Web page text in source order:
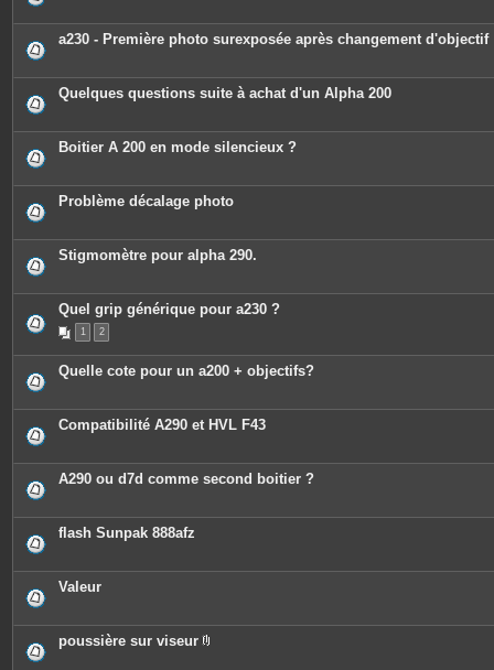
a230 - Première photo surexposée après changement d'objectif
Quelques questions suite à achat d'un Alpha 200
Boitier A 200 en mode silencieux ?
Problème décalage photo
Stigmomètre pour alpha 290.
Quel grip générique pour a230 ?
1 2
Quelle cote pour un a200 + objectifs?
Compatibilité A290 et HVL F43
A290 ou d7d comme second boitier ?
flash Sunpak 888afz
Valeur
poussière sur viseur